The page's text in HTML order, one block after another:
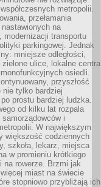
metropolii.
przełamania
nastawionych na
transportu
parkingowej. Jednak
mniejsze odległości,
ulice, lokalne centra
osiedli.
przyszłość
tylko bardziej
prostu bardziej ludzka.
od kilku lat rozpala
i
W największym
większość codziennych
szkoła, lekarz, miejsca
w promieniu krótkiego
na rowerze. Brzmi jak
miast na świecie
stopniowo przybliżają ich